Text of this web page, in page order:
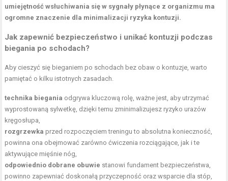
umiejętność wsłuchiwania się w sygnały płynące z organizmu ma
ogromne znaczenie dla minimalizacji ryzyka kontuzji.
Jak zapewnić bezpieczeństwo i unikać kontuzji podczas
biegania po schodach?
Aby cieszyć się bieganiem po schodach bez obaw o kontuzje, warto
pamiętać o kilku istotnych zasadach.
technika biegania odgrywa kluczową rolę, ważne jest, aby utrzymać
wyprostowaną sylwetkę, dzięki temu zminimalizujesz ryzyko urazów
kręgosłupa,
rozgrzewka przed rozpoczęciem treningu to absolutna konieczność,
powinna ona obejmować zarówno ćwiczenia rozciągające, jak i te
aktywujące mięśnie nóg,
odpowiednio dobrane obuwie stanowi fundament bezpieczeństwa,
powinno zapewniać doskonałą przyczepność oraz wsparcie dla stóp,